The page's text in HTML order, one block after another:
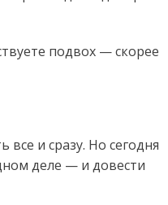
подвох — скорее
все и сразу. Но сегодня
деле — и довести